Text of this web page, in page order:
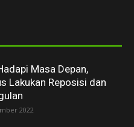
Masa Depan,
Lakukan Reposisi dan
2022